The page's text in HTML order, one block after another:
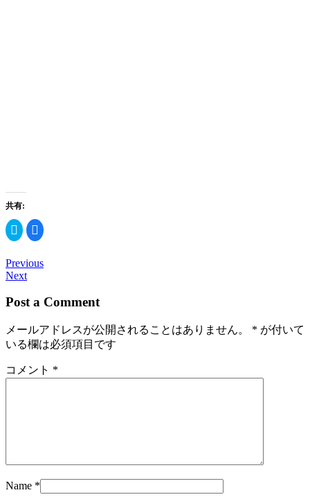
共有:
ク
リ
し
て
Twitter
有
い
ィ
ン
ウ
で
Facebook
で
す
る
リ
し
て
く
だ
い
(新
ま
す)
Previous
Next
Post a Comment
メールアドレスが公開されることはありません。 * が付いて
いる欄は必須項目です
コメント *
Name *